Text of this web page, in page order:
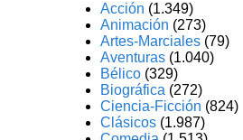
Acción (1.349)
Animación (273)
Artes-Marciales (79)
Aventuras (1.040)
Bélico (329)
Biográfica (272)
Ciencia-Ficción (824)
Clásicos (1.987)